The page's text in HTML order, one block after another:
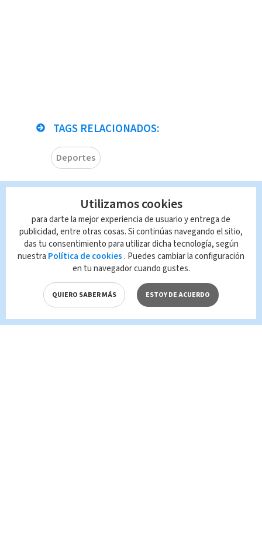
TAGS RELACIONADOS:
Deportes
Queda prohibida la reproducción total o
parcial del contenido de esta página, mismo
que es propiedad de TELEDIARIO; su
reproducción no autorizada constituye una
infracción y un delito de conformidad con las
leyes aplicables.
Utilizamos cookies
para darte la mejor experiencia de usuario y entrega de
publicidad, entre otras cosas. Si continúas navegando el sitio,
das tu consentimiento para utilizar dicha tecnología, según
nuestra Política de cookies . Puedes cambiar la configuración
en tu navegador cuando gustes.
QUIERO SABER MÁS ESTOY DE ACUERDO